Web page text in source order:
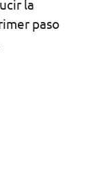
la
paso